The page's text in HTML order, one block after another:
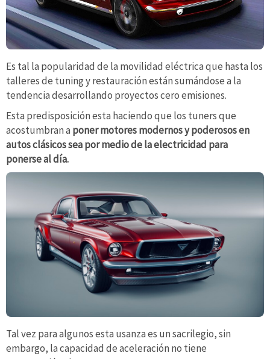
Es tal la popularidad de la movilidad eléctrica que hasta los
talleres de tuning y restauración están sumándose a la
tendencia desarrollando proyectos cero emisiones.
Esta predisposición esta haciendo que los tuners que
acostumbran a poner motores modernos y poderosos en
autos clásicos sea por medio de la electricidad para
ponerse al día.
Tal vez para algunos esta usanza es un sacrilegio, sin
embargo, la capacidad de aceleración no tiene